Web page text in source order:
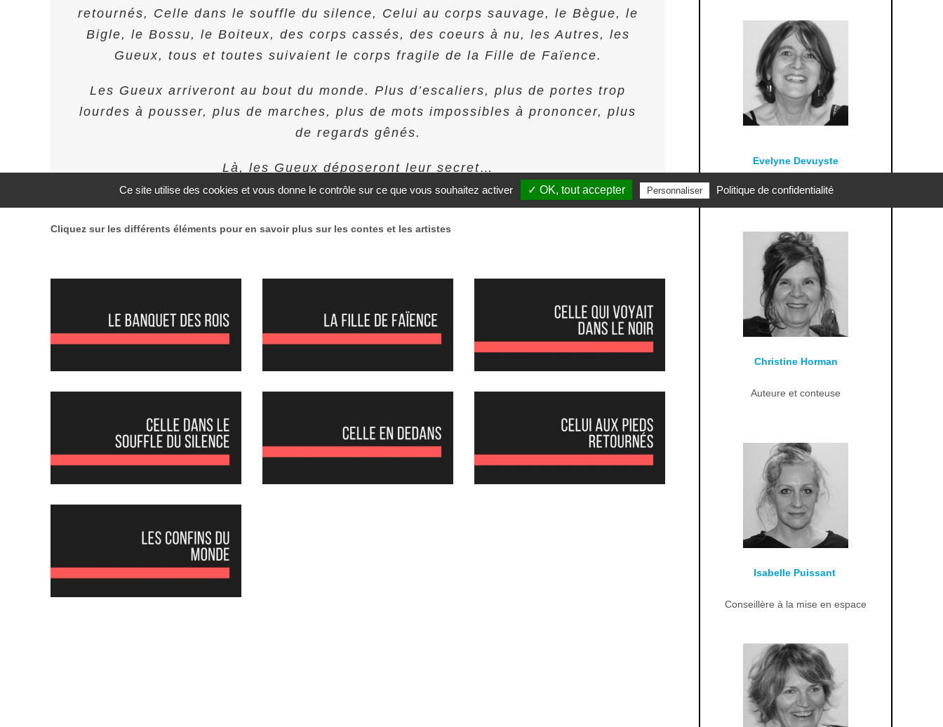
retournés, Celle dans le souffle du silence, Celui au corps sauvage, le Bègue, le
Bigle, le Bossu, le Boiteux, des corps cassés, des coeurs à nu, les Autres, les
Gueux, tous et toutes suivaient le corps fragile de la Fille de Faïence.
Les Gueux arriveront au bout du monde. Plus d’escaliers, plus de portes trop
lourdes à pousser, plus de marches, plus de mots impossibles à prononcer, plus
de regards gênés.
Là, les Gueux déposeront leur secret…
Cliquez sur les différents éléments pour en savoir plus sur les contes et les artistes
Evelyne Devuyste
Conteuse signeuse
Christine Horman
Auteure et conteuse
Isabelle Puissant
Conseillère à la mise en espace
Ce site utilise des cookies et vous donne le contrôle sur ce que vous souhaitez activer ✓ OK, tout accepter Personnaliser Politique de confidentialité